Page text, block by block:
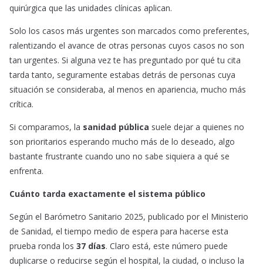
quirúrgica que las unidades clínicas aplican.
Solo los casos más urgentes son marcados como preferentes,
ralentizando el avance de otras personas cuyos casos no son
tan urgentes. Si alguna vez te has preguntado por qué tu cita
tarda tanto, seguramente estabas detrás de personas cuya
situación se consideraba, al menos en apariencia, mucho más
crítica.
Si comparamos, la sanidad pública suele dejar a quienes no
son prioritarios esperando mucho más de lo deseado, algo
bastante frustrante cuando uno no sabe siquiera a qué se
enfrenta.
Cuánto tarda exactamente el sistema público
Según el Barómetro Sanitario 2025, publicado por el Ministerio
de Sanidad, el tiempo medio de espera para hacerse esta
prueba ronda los 37 días. Claro está, este número puede
duplicarse o reducirse según el hospital, la ciudad, o incluso la